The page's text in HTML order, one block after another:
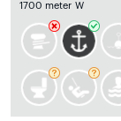
1700 meter W